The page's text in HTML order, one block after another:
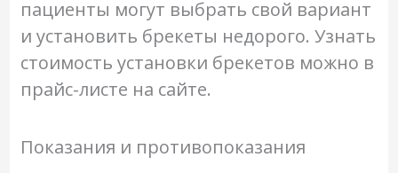
пациенты могут выбрать свой вариант
и установить брекеты недорого. Узнать
стоимость установки брекетов можно в
прайс-листе на сайте.
Показания и противопоказания